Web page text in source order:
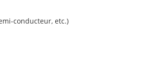
conducteur, etc.)